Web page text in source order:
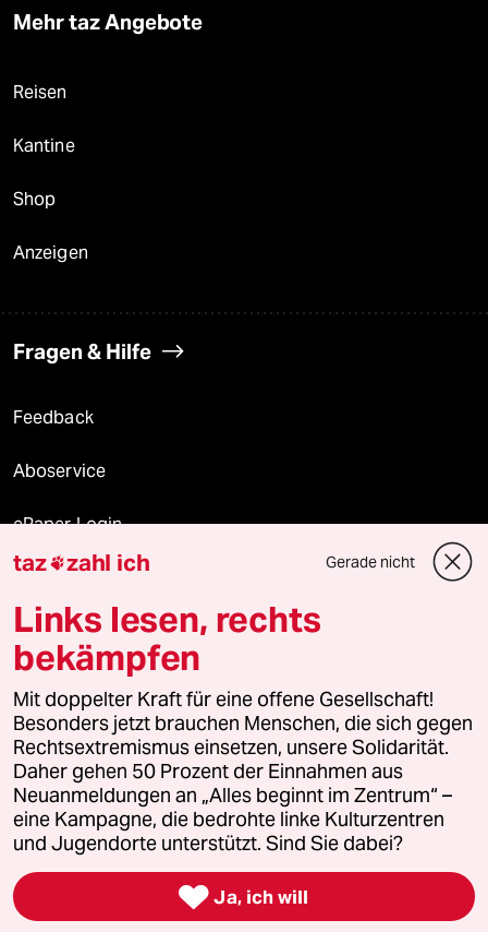
Mehr taz Angebote
Reisen
Kantine
Shop
Anzeigen
Fragen & Hilfe
Feedback
Aboservice
ePaper Login
Downloads für Abonnierende
© 2026 taz Verlags und Vertriebs GmbH
Alle Rechte vorbehalten. Bei rechtlichen Fragen oder für Genehmigungen
wenden Sie sich bitte an lizenzen@taz.de
Feedback Redaktionsstatut Kommune-Richtlinien
Leitlinie Informant Datenschutz Impressum AGB
Seitenwende Einwilligungen widerrufen (Ads)
taz zahl ich Gerade nicht
Links lesen, rechts
bekämpfen
Mit doppelter Kraft für eine offene Gesellschaft!
Besonders jetzt brauchen Menschen, die sich gegen
Rechtsextremismus einsetzen, unsere Solidarität.
Daher gehen 50 Prozent der Einnahmen aus
Neuanmeldungen an „Alles beginnt im Zentrum“ –
eine Kampagne, die bedrohte linke Kulturzentren
und Jugendorte unterstützt. Sind Sie dabei?
 Ja, ich will